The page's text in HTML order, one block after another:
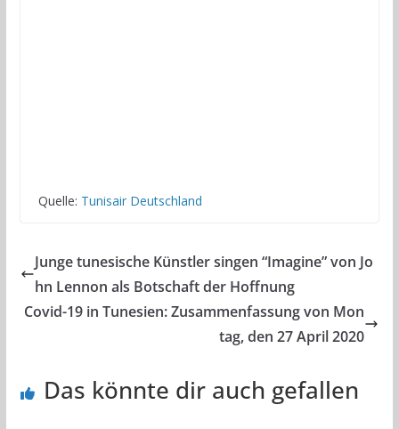
Quelle: Tunisair Deutschland
Junge tunesische Künstler singen “Imagine” von Jo
hn Lennon als Botschaft der Hoffnung
Covid-19 in Tunesien: Zusammenfassung von Mon
tag, den 27 April 2020
Das könnte dir auch gefallen